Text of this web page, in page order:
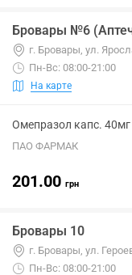
Бровары №6
г. Бровары, ул.
Пн-Вс: 08:00-21:00
На карте
Омепразол капс.
ПАО ФАРМАК
201.00 грн
Бровары 10
г. Бровары, ул.
Пн-Вс: 08:00-21:00